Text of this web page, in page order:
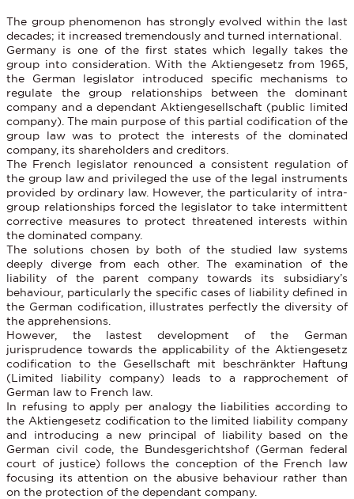
The group phenomenon has strongly evolved within the last
decades; it increased tremendously and turned international.
Germany is one of the first states which legally takes the
group into consideration. With the Aktiengesetz from 1965,
the German legislator introduced specific mechanisms to
regulate the group relationships between the dominant
company and a dependant Aktiengesellschaft (public limited
company). The main purpose of this partial codification of the
group law was to protect the interests of the dominated
company, its shareholders and creditors.
The French legislator renounced a consistent regulation of
the group law and privileged the use of the legal instruments
provided by ordinary law. However, the particularity of intra-
group relationships forced the legislator to take intermittent
corrective measures to protect threatened interests within
the dominated company.
The solutions chosen by both of the studied law systems
deeply diverge from each other. The examination of the
liability of the parent company towards its subsidiary’s
behaviour, particularly the specific cases of liability defined in
the German codification, illustrates perfectly the diversity of
the apprehensions.
However, the lastest development of the German
jurisprudence towards the applicability of the Aktiengesetz
codification to the Gesellschaft mit beschränkter Haftung
(Limited liability company) leads to a rapprochement of
German law to French law.
In refusing to apply per analogy the liabilities according to
the Aktiengesetz codification to the limited liability company
and introducing a new principal of liability based on the
German civil code, the Bundesgerichtshof (German federal
court of justice) follows the conception of the French law
focusing its attention on the abusive behaviour rather than
on the protection of the dependant company.